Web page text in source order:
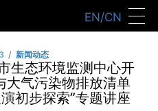
EN/CN
/ 新闻动态
生态环境监测中心开
大气污染物排放清单
初步探索”专题讲座